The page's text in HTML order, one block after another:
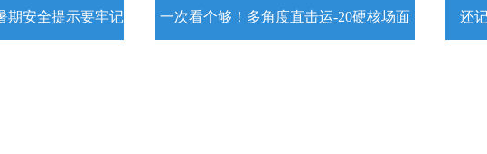
期安全提示要牢记 一次看个够！多角度直击运-20硬核场面 还